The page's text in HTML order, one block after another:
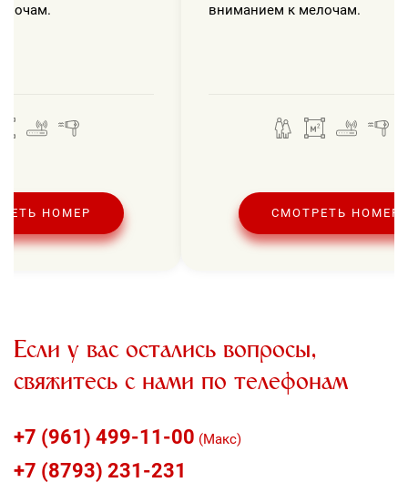
НОМЕР
вниманием к мелочам.
СМОТРЕТЬ НОМЕР
Если у вас остались вопросы,
свяжитесь с нами по телефонам
+7 (961) 499-11-00 (Макс)
+7 (8793) 231-231